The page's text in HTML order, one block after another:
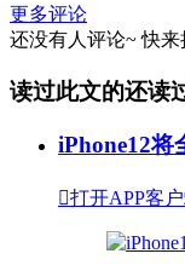
更多评论
还没有人评论~ 快来
读过此文的还读
iPhone12将
打开APP客